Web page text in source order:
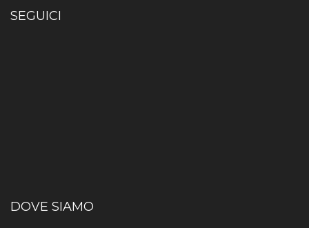
SEGUICI
DOVE SIAMO